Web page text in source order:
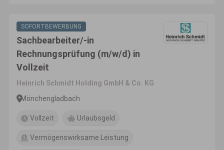
SOFORTBEWERBUNG
Sachbearbeiter/-in
Rechnungsprüfung (m/w/d) in
Vollzeit
Heinrich Schmidt Holding GmbH & Co. KG
Mönchengladbach
Vollzeit Urlaubsgeld
Vermögenswirksame Leistung